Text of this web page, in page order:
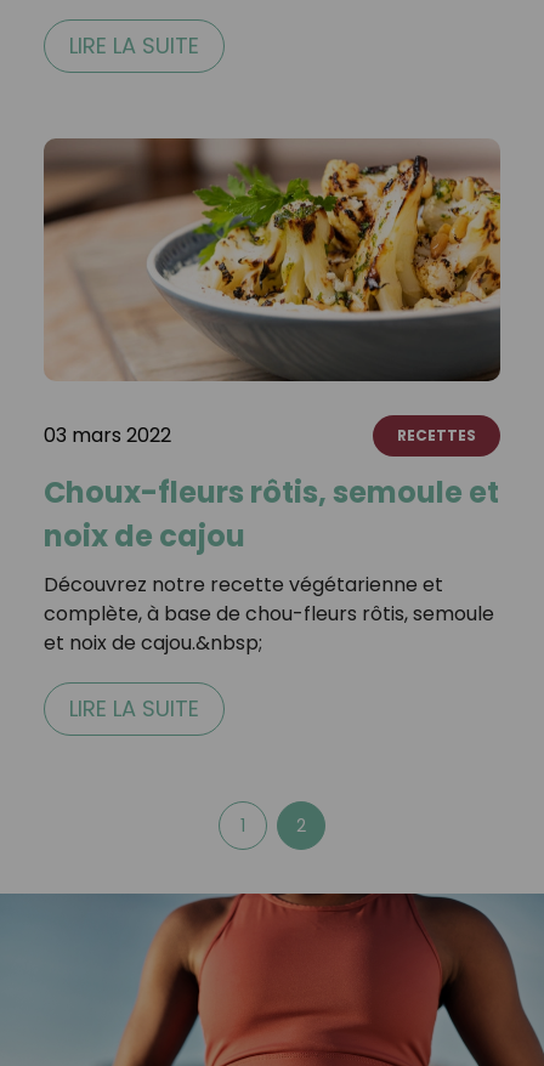
LIRE LA SUITE
03 mars 2022 RECETTES
Choux-fleurs rôtis, semoule et
noix de cajou
Découvrez notre recette végétarienne et
complète, à base de chou-fleurs rôtis, semoule
et noix de cajou.&nbsp;
LIRE LA SUITE
1 2